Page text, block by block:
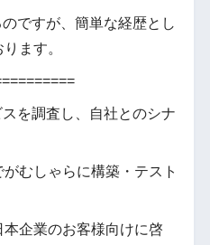
ですが、簡単な経歴とし
ます。
を調査し、自社とのシナ
むしゃらに構築・テスト
本企業のお客様向けに啓